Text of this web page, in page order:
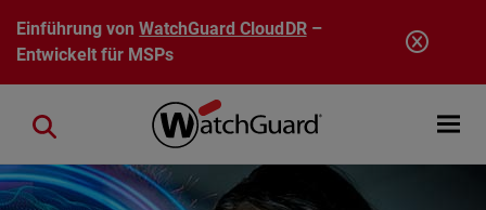
Direkt zum Inhalt
Einführung vonWatchGuard CloudDR–
Entwickelt für MSPs
Open
Close search